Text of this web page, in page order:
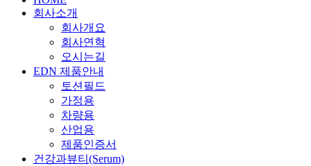
회사소개
회사개요
회사연혁
오시는길
EDN 제품안내
토션필드
가정용
차량용
산업용
제품인증서
건강과뷰티(Serum)